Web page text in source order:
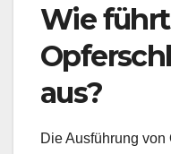
Wie
aus?
Die Ausführung